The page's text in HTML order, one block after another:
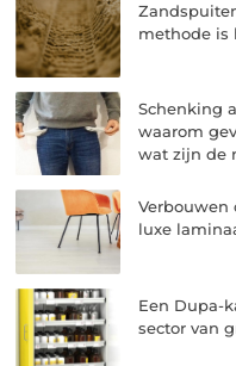
methode is
Schenking
waarom
wat zijn de
Verbouwen
luxe
Een Dupa-
sector van